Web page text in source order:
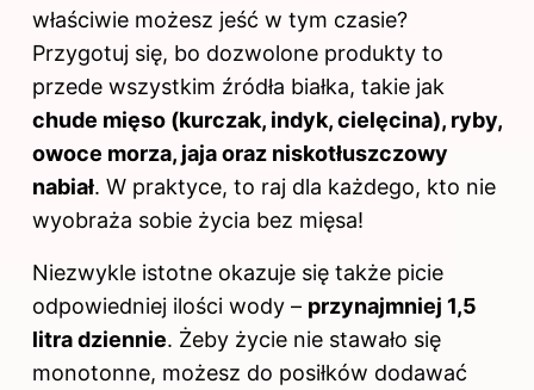
właściwie możesz jeść w tym czasie?
Przygotuj się, bo dozwolone produkty to
przede wszystkim źródła białka, takie jak
chude mięso (kurczak, indyk, cielęcina), ryby,
owoce morza, jaja oraz niskotłuszczowy
nabiał. W praktyce, to raj dla każdego, kto nie
wyobraża sobie życia bez mięsa!
Niezwykle istotne okazuje się także picie
odpowiedniej ilości wody – przynajmniej 1,5
litra dziennie. Żeby życie nie stawało się
monotonne, możesz do posiłków dodawać